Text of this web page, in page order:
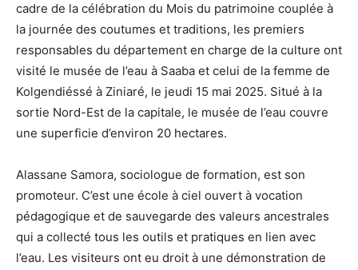
cadre de la célébration du Mois du patrimoine couplée à
la journée des coutumes et traditions, les premiers
responsables du département en charge de la culture ont
visité le musée de l’eau à Saaba et celui de la femme de
Kolgendiéssé à Ziniaré, le jeudi 15 mai 2025. Situé à la
sortie Nord-Est de la capitale, le musée de l’eau couvre
une superficie d’environ 20 hectares.
Alassane Samora, sociologue de formation, est son
promoteur. C’est une école à ciel ouvert à vocation
pédagogique et de sauvegarde des valeurs ancestrales
qui a collecté tous les outils et pratiques en lien avec
l’eau. Les visiteurs ont eu droit à une démonstration de